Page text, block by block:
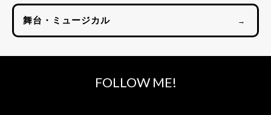
舞台・ミュージカル →
FOLLOW ME!